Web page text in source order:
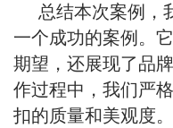
总结本次案例，
一个成功的案例。
期望，还展现了品
作过程中，我们严
扣的质量和美观度